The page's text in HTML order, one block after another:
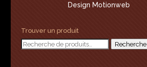
Design Motionweb
Trouver un produit
Recherche
Recherche